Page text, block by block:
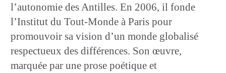
l’autonomie des Antilles. En 2006, il fonde
l’Institut du Tout-Monde à Paris pour
promouvoir sa vision d’un monde globalisé
respectueux des différences. Son œuvre,
marquée par une prose poétique et